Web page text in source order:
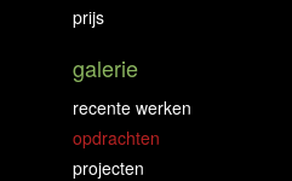
prijs
galerie
recente werken
opdrachten
projecten